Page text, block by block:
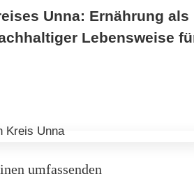
Unna: Ernährung als
Lebensweise
umfassenden